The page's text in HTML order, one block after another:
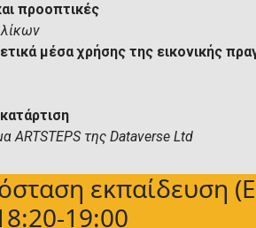
προοπτικές
μέσα χρήσης της εικονικής
ARTSTEPS της Dataverse Ltd
εκπαίδευση
19:00